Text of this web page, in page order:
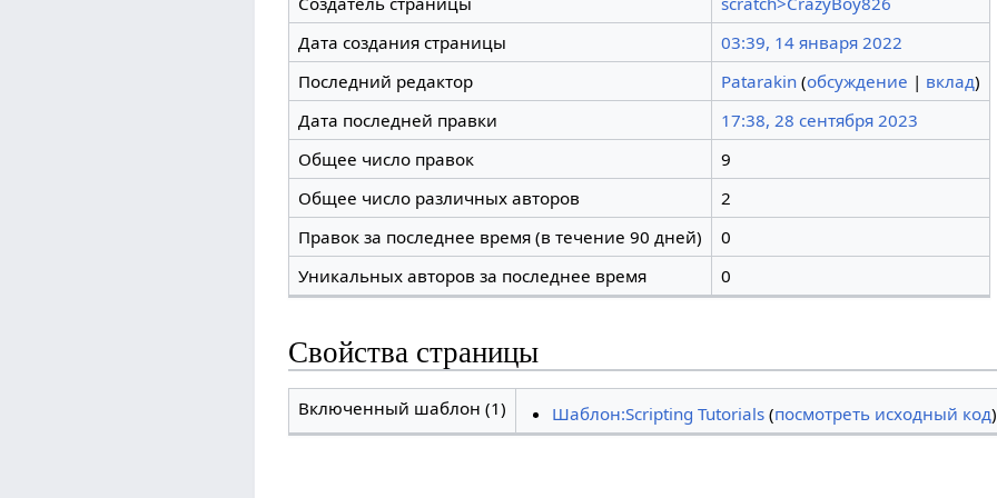
Дата создания страницы
03:39, 14 января 2022
Последний редактор
Patarakin (обсуждение | вклад)
Дата последней правки
17:38, 28 сентября 2023
Общее число правок
9
Общее число различных авторов
2
Правок за последнее время (в течение 90 дней)
0
Уникальных авторов за последнее время
0
Свойства страницы
Включенный шаблон (1) Шаблон:Scripting Tutorials (посмотреть исходный код)